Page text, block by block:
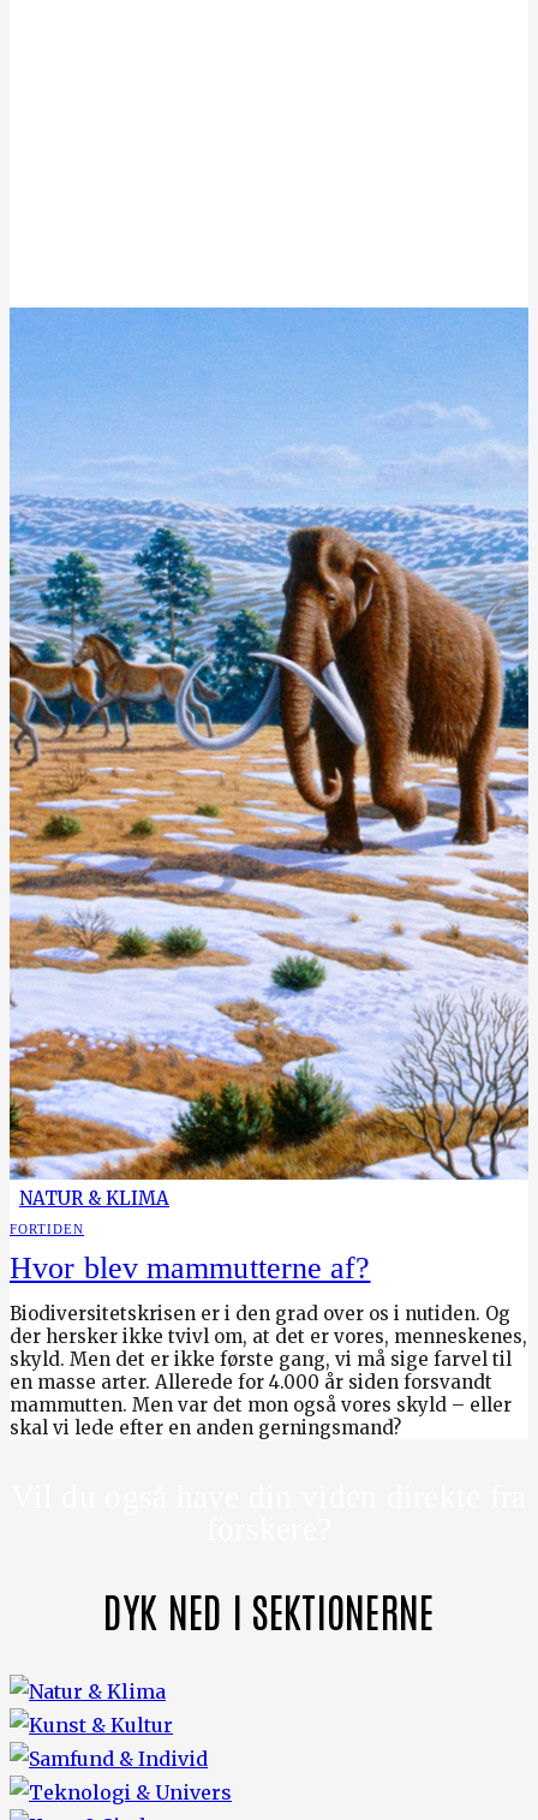
NATUR & KLIMA
FORTIDEN
Hvor blev mammutterne af?
Biodiversitetskrisen er i den grad over os i nutiden. Og
der hersker ikke tvivl om, at det er vores, menneskenes,
skyld. Men det er ikke første gang, vi må sige farvel til
en masse arter. Allerede for 4.000 år siden forsvandt
mammutten. Men var det mon også vores skyld – eller
skal vi lede efter en anden gerningsmand?
DYK NED I SEKTIONERNE